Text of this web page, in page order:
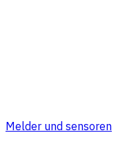
Melder und sensoren